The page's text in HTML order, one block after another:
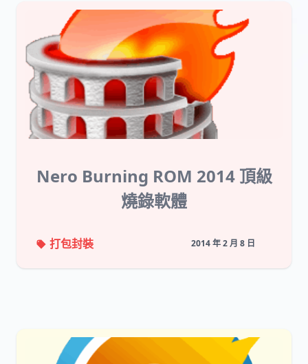
Nero Burning ROM 2014 頂級
燒錄軟體
打包封裝 2014 年 2 月 8 日